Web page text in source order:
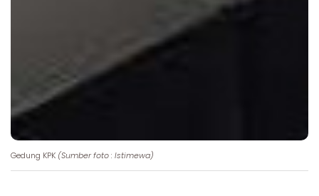
Gedung KPK (Sumber foto : Istimewa)